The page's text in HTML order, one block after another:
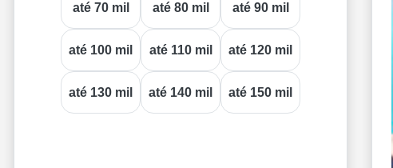
até 70 mil até 80 mil até 90 mil
até 100 mil até 110 mil até 120 mil
até 130 mil até 140 mil até 150 mil